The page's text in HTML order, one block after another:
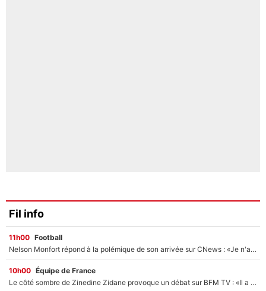
Fil info
11h00 Football
Nelson Monfort répond à la polémique de son arrivée sur CNews : «Je n'ai pas le sentiment d'être sur une chaîne d'extrême droite»
10h00 Équipe de France
Le côté sombre de Zinedine Zidane provoque un débat sur BFM TV : «Il a pris 14 cartons rouges»